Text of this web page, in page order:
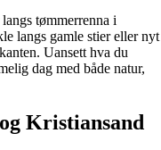
tømmerrenna i
langs gamle stier eller nyt
Uansett hva du
dag med både natur,
Kristiansand